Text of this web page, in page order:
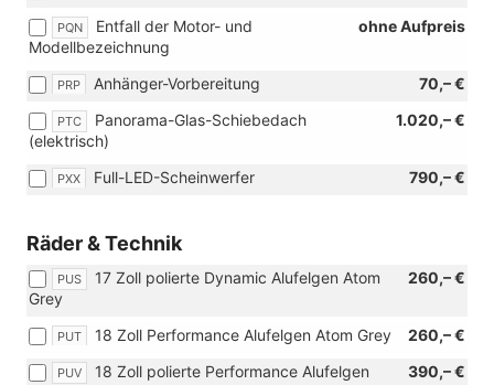
PQN ohne Aufpreis
Entfall der Motor- und
Modellbezeichnung
PRP 70,– €
Anhänger-Vorbereitung
PTC 1.020,– €
Panorama-Glas-Schiebedach
(elektrisch)
PXX 790,– €
Full-LED-Scheinwerfer
Räder & Technik
PUS 260,– €
17 Zoll polierte Dynamic Alufelgen Atom
Grey
PUT 260,– €
18 Zoll Performance Alufelgen Atom Grey
PUV 390,– €
18 Zoll polierte Performance Alufelgen